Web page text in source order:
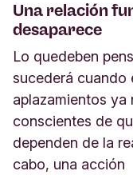
Una relación
desaparece
Lo quedeben
sucederá cuando
aplazamientos ya
conscientes de
dependen de la
cabo, una acción